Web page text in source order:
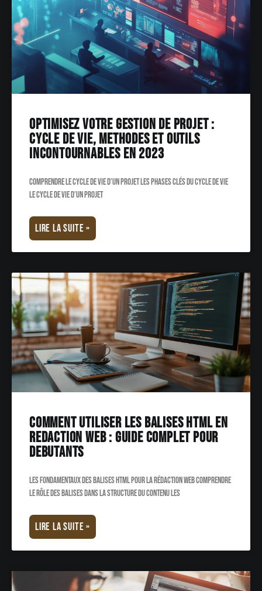
Optimisez votre gestion de projet :
cycle de vie, methodes et outils
incontournables en 2023
Comprendre le cycle de vie d’un projet Les phases clés du cycle de vie
Le cycle de vie d’un projet
LIRE LA SUITE »
Comment utiliser les balises HTML en
redaction web : guide complet pour
debutants
Les fondamentaux des balises HTML pour la rédaction web Comprendre
le rôle des balises dans la structure du contenu Les
LIRE LA SUITE »